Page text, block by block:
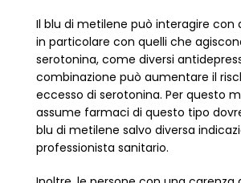
Il blu di metilene può interagire con
in particolare con quelli che
serotonina, come diversi
combinazione può aumentare il
eccesso di serotonina. Per questo
assume farmaci di questo tipo
blu di metilene salvo diversa
professionista sanitario.